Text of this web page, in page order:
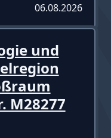
06.08.2026
und
M28277